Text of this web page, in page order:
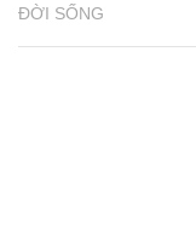
ĐỜI SỐNG